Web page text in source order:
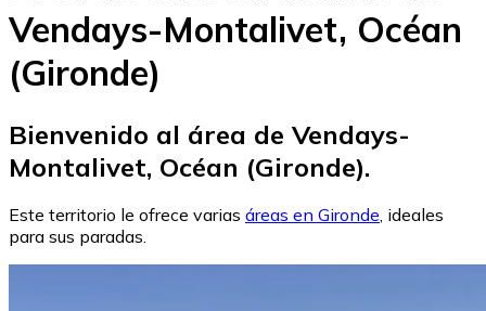
Vendays-Montalivet, Océan
(Gironde)
Bienvenido al área de Vendays-
Montalivet, Océan (Gironde).
Este territorio le ofrece varias áreas en Gironde, ideales
para sus paradas.